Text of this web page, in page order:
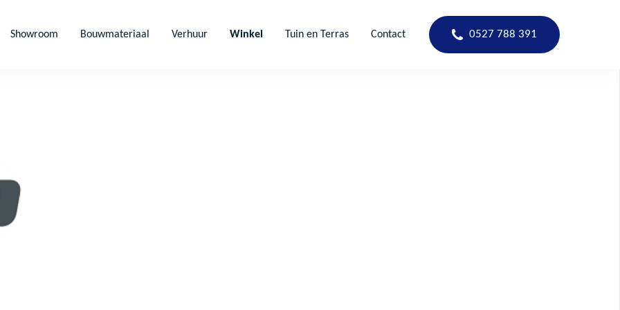
Showroom Bouwmateriaal Verhuur Winkel Tuin en Terras Contact 0527 788 391